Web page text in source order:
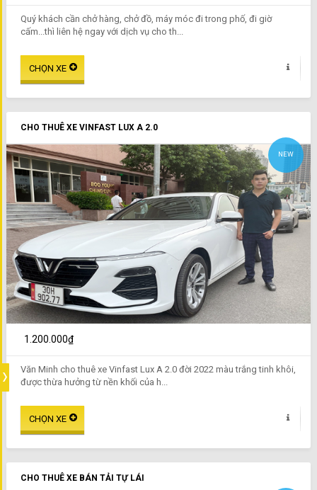
Quý khách cần chở hàng, chở đồ, máy móc đi trong phố, đi giờ
cấm...thì liên hệ ngay với dịch vụ cho th...
CHO THUÊ XE VINFAST LUX A 2.0
NEW
1.200.000₫
Văn Minh cho thuê xe Vinfast Lux A 2.0 đời 2022 màu trắng tinh khôi,
được thừa hưởng từ nền khối của h...
CHO THUÊ XE BÁN TẢI TỰ LÁI